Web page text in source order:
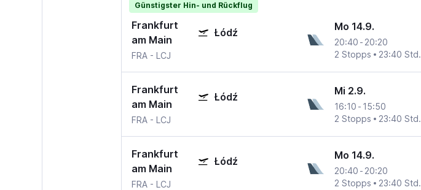
Günstigster Hin- und Rückflug
Frankfurt
am Main
Łódź
FRA- LCJ
Mo 14.9.
20:40 - 20:20
2 Stopps
23:40 Std.
Frankfurt
am Main
Łódź
FRA- LCJ
Mi 2.9.
16:10 - 15:50
2 Stopps
23:40 Std.
Frankfurt
am Main
Łódź
FRA- LCJ
Mo 14.9.
20:40 - 20:20
2 Stopps
23:40 Std.